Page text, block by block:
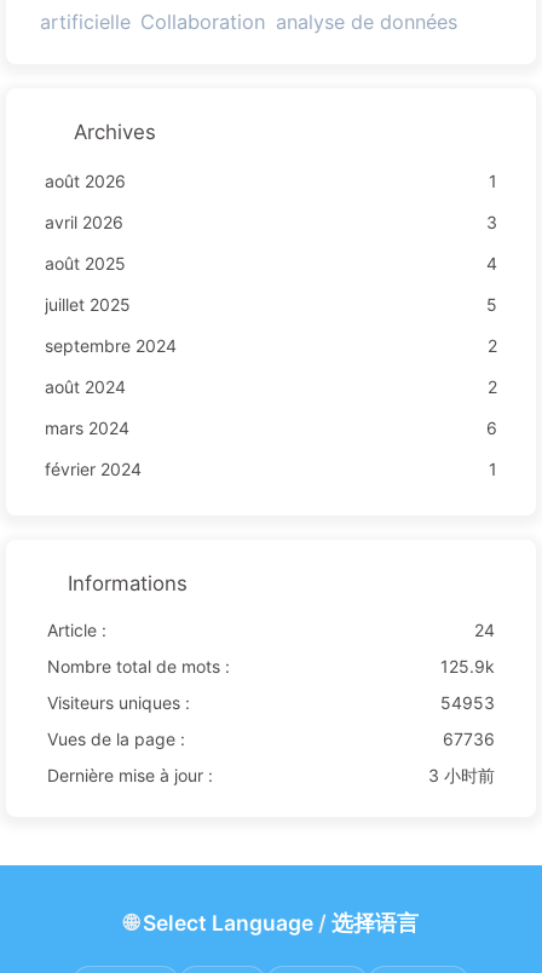
artificielle Collaboration analyse de données
Archives
août 2026
1
avril 2026
3
août 2025
4
juillet 2025
5
septembre 2024
2
août 2024
2
mars 2024
6
février 2024
1
Informations
Article :
24
Nombre total de mots :
125.9k
Visiteurs uniques :
54953
Vues de la page :
67736
Dernière mise à jour :
3 小时前
🌐Select Language/ 选择语言